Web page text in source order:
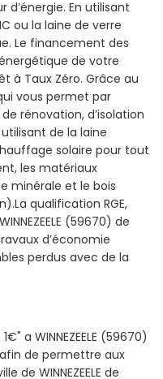
d’énergie. En utilisant
ou la laine de verre
Le financement des
de votre
à Taux Zéro. Grâce au
vous permet par
rénovation, d’isolation
utilisant de la laine
solaire pour tout
les matériaux
minérale et le bois
qualification RGE,
(59670) de
d’économie
perdus avec de la
a WINNEZEELE (59670)
de permettre aux
de WINNEZEELE de